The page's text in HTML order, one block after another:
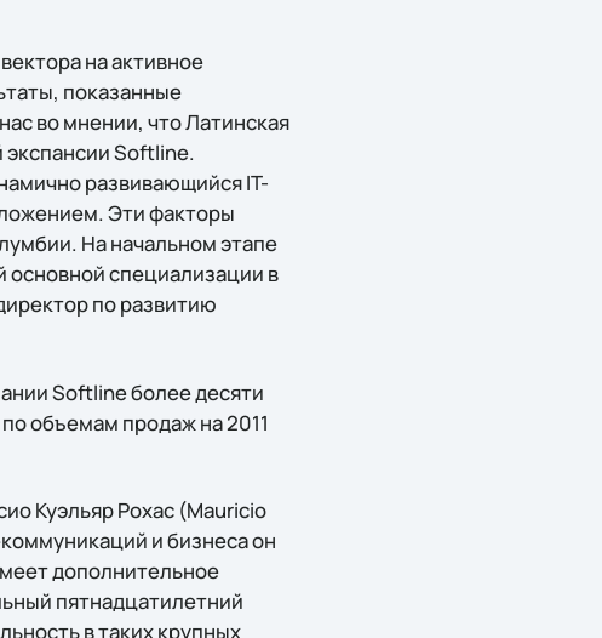
на активное
показанные
во мнении, что Латинская
Softline.
развивающийся IT-
Эти факторы
На начальном этапе
основной специализации в
по развитию
Softline более десяти
объемам продаж на 2011
Куэльяр Рохас (Mauricio
и бизнеса он
дополнительное
пятнадцатилетний
в таких крупных